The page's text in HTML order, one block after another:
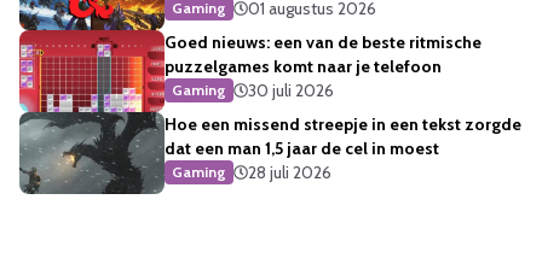
Gaming
01 augustus 2026
Goed nieuws: een van de beste ritmische
puzzelgames komt naar je telefoon
Gaming
30 juli 2026
Hoe een missend streepje in een tekst zorgde
dat een man 1,5 jaar de cel in moest
Gaming 28 juli 2026